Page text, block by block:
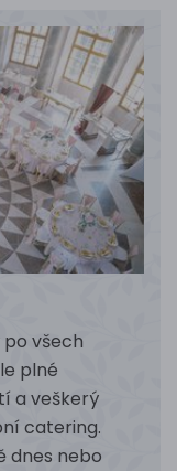
všech
plné
a veškerý
catering.
dnes nebo